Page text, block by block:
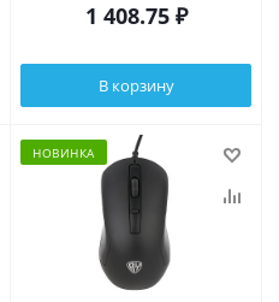
1 408.75₽
В корзину
НОВИНКА